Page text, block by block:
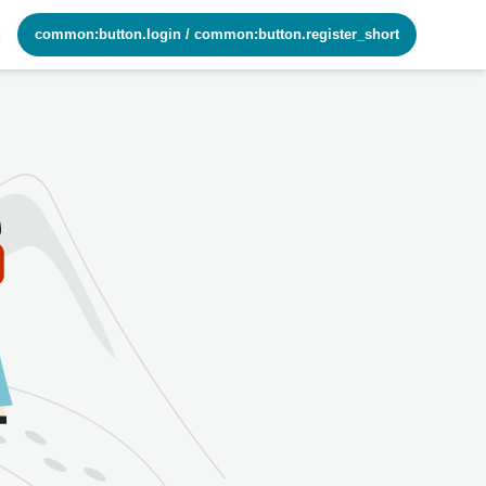
common:button.login / common:button.register_short